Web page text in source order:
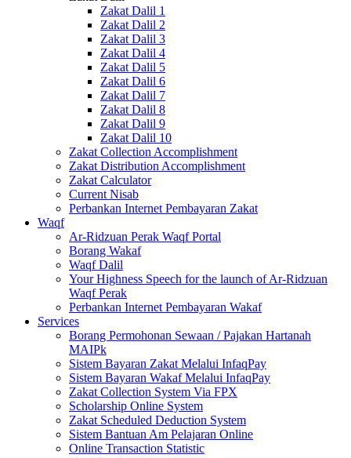
Zakat Dalil 1
Zakat Dalil 2
Zakat Dalil 3
Zakat Dalil 4
Zakat Dalil 5
Zakat Dalil 6
Zakat Dalil 7
Zakat Dalil 8
Zakat Dalil 9
Zakat Dalil 10
Zakat Collection Accomplishment
Zakat Distribution Accomplishment
Zakat Calculator
Current Nisab
Perbankan Internet Pembayaran Zakat
Waqf
Ar-Ridzuan Perak Waqf Portal
Borang Wakaf
Waqf Dalil
Your Highness Speech for the launch of Ar-Ridzuan
Waqf Perak
Perbankan Internet Pembayaran Wakaf
Services
Borang Permohonan Sewaan / Pajakan Hartanah
MAIPk
Sistem Bayaran Zakat Melalui InfaqPay
Sistem Bayaran Wakaf Melalui InfaqPay
Zakat Collection System Via FPX
Scholarship Online System
Zakat Scheduled Deduction System
Sistem Bantuan Am Pelajaran Online
Online Transaction Statistic